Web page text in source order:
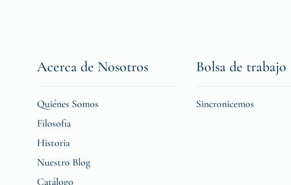
Acerca de Nosotros
Quiénes Somos
Filosofia
Historia
Nuestro Blog
Catálogo
Bolsa de trabajo
Sincronicemos